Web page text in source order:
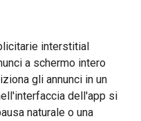
interstitial
a schermo intero
gli annunci in un
dell'app si
naturale o una